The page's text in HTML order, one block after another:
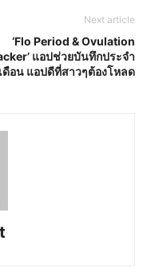
Next article
‘Flo Period & Ovulation
แอปช่วยบันทึกประจำ
เดือน แอปดีที่สาวๆต้องโหลด